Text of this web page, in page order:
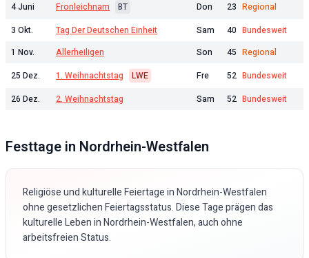
4 Juni
Fronleichnam BT Don 23 Regional
3 Okt.
Tag Der Deutschen Einheit Sam 40 Bundesweit
1 Nov.
Allerheiligen Son 45 Regional
25 Dez.
1. Weihnachtstag LWE Fre 52 Bundesweit
26 Dez.
2. Weihnachtstag Sam 52 Bundesweit
Festtage in Nordrhein-Westfalen
Religiöse und kulturelle Feiertage inNordrhein-Westfalen
ohne gesetzlichen Feiertagsstatus. Diese Tage prägen das
kulturelle Leben inNordrhein-Westfalen, auch ohne
arbeitsfreien Status.